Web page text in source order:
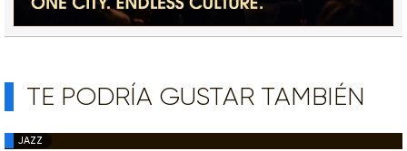
TE PODRÍA GUSTAR TAMBIÉN
JAZZ